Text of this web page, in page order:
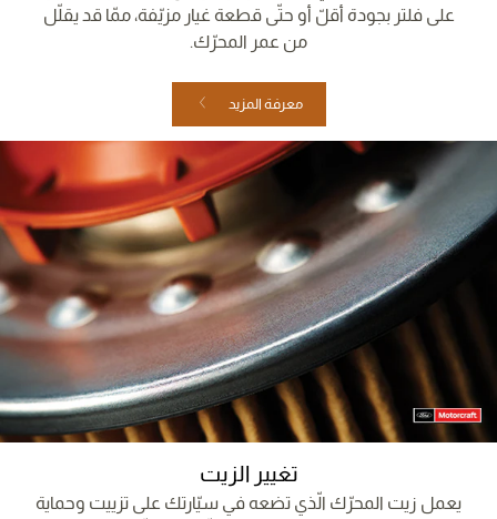
على فلتر بجودة أقلّ أو حتّى قطعة غيار مزيّفة، ممّا قد يقلّل
من عمر المحرّك.
معرفة المزيد
تغيير الزيت
يعمل زيت المحرّك الّذي تضعه في سيّارتك على تزييت وحماية